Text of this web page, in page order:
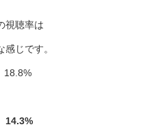
視聴率は
じです。
14.3%